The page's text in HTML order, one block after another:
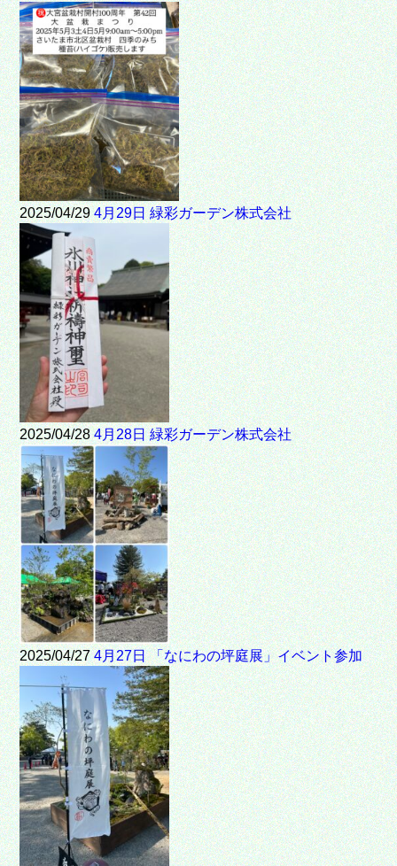
2025/04/29 4月29日 緑彩ガーデン株式会社
2025/04/28 4月28日 緑彩ガーデン株式会社
2025/04/27 4月27日 「なにわの坪庭展」イベント参加